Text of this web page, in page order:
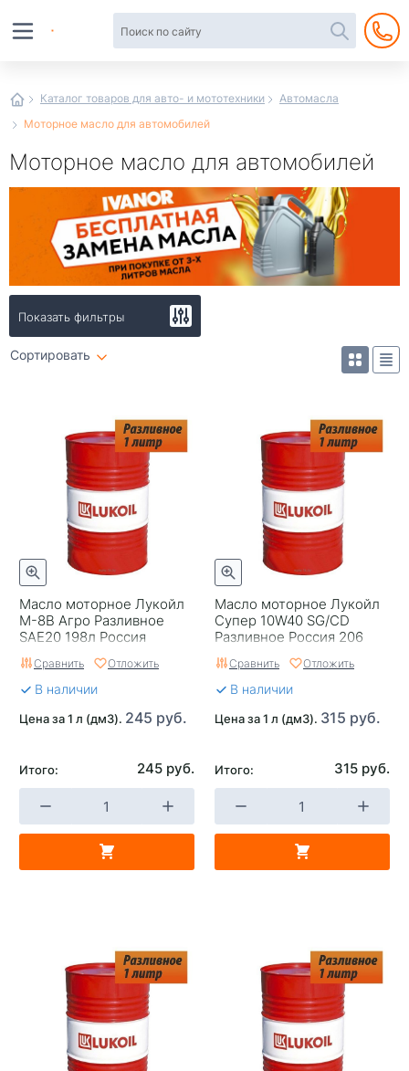
Каталог товаров для авто- и мототехники
Автомасла
Моторное масло для автомобилей
Моторное масло для автомобилей
Показать фильтры
Сортировать
Масло моторное Лукойл
М-8В Агро Разливное
SAE20 198л Россия
Сравнить Отложить
В наличии
Цена за 1 л (дм3). 245 руб.
Итого: 245 руб.
Масло моторное Лукойл
Супер 10W40 SG/CD
Разливное Россия 206
Сравнить Отложить
В наличии
Цена за 1 л (дм3). 315 руб.
Итого: 315 руб.
интернет-